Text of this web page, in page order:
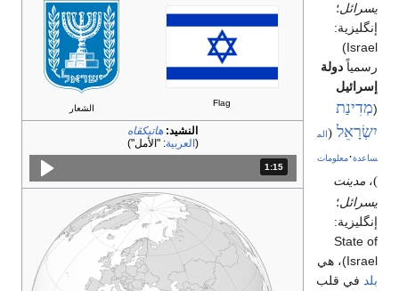
النشيد: هاتيكڤاه
العربية:"الأمل"
المدة: دقائق و 15 ثواني.
؛
)
دولة
מְדִינַת
(الم
·معلومات
مدينت
؛
State
)، هي
في قلب